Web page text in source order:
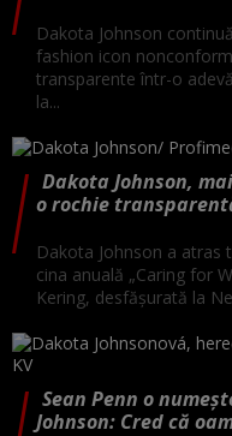
Dakota Johnson
fashion icon
transparente într-o
la...
Dakota Johnson,
o rochie
Dakota Johnson a atras
cina anuală „Caring for
Kering, desfășurată la
Sean Penn o
Johnson: Cred că